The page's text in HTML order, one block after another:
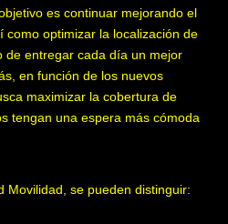
es continuar mejorando el
optimizar la localización de
de entregar cada día un mejor
en función de los nuevos
maximizar la cobertura de
tengan una espera más cómoda
Movilidad, se pueden distinguir: